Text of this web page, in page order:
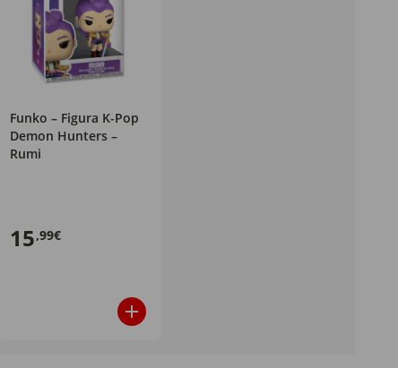
Funko – Figura K-Pop
Demon Hunters –
Rumi
15,99€